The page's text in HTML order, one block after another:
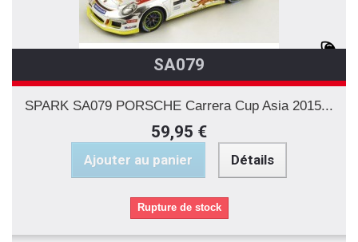
SA079
SPARK SA079 PORSCHE Carrera Cup Asia 2015...
59,95 €
Ajouter au panier Détails
Rupture de stock